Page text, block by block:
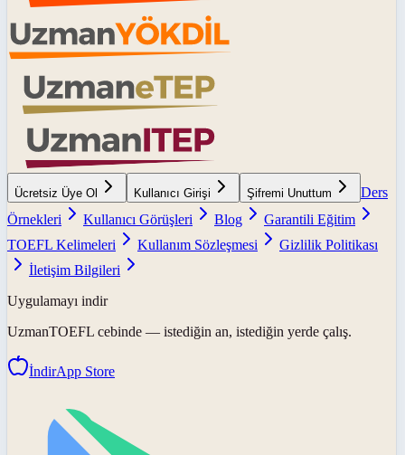
Ücretsiz Üye Ol Kullanıcı Girişi Şifremi Unuttum
Ders
Örnekleri
Kullanıcı Görüşleri Blog
Garantili Eğitim
TOEFL Kelimeleri
Kullanım Sözleşmesi
Gizlilik Politikası
İletişim Bilgileri
Uygulamayı indir
UzmanTOEFL cebinde — istediğin an, istediğin yerde çalış.
İndirApp Store